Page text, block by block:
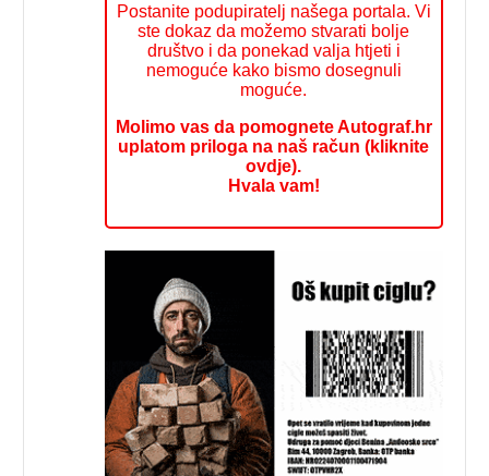
Postanite podupiratelj našega portala. Vi
ste dokaz da možemo stvarati bolje
društvo i da ponekad valja htjeti i
nemoguće kako bismo dosegnuli
moguće.
Molimo vas da pomognete Autograf.hr
uplatom priloga na naš račun (kliknite
ovdje).
Hvala vam!